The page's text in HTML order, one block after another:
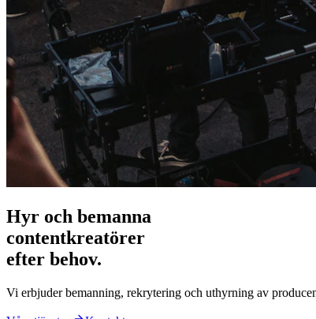
Hyr och bemanna
contentkreatörer
efter behov.
Vi erbjuder bemanning, rekrytering och uthyrning av